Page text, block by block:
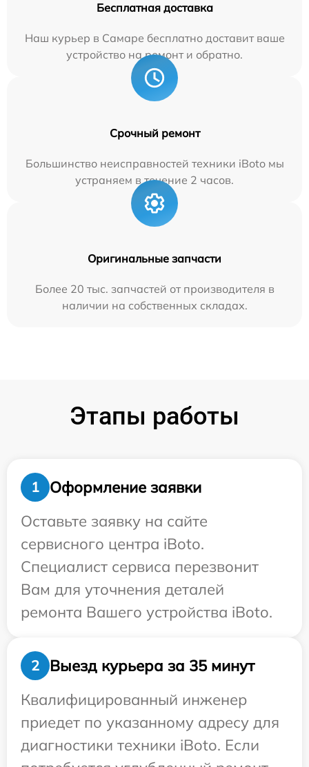
Бесплатная доставка
Наш курьер в Самаре бесплатно доставит ваше
устройство на ремонт и обратно.
Срочный ремонт
Большинство неисправностей техники iBoto мы
устраняем в течение 2 часов.
Оригинальные запчасти
Более 20 тыс. запчастей от производителя в
наличии на собственных складах.
Этапы работы
1
Оформление заявки
Оставьте заявку на сайте
сервисного центра iBoto.
Специалист сервиса перезвонит
Вам для уточнения деталей
ремонта Вашего устройства iBoto.
2
Выезд курьера за 35 минут
Квалифицированный инженер
приедет по указанному адресу для
диагностики техники iBoto. Если